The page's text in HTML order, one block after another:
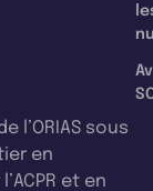
l’ORIAS sous
en
et en